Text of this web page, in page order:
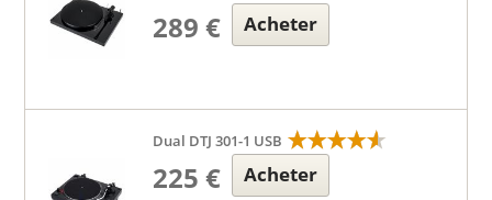
289 € Acheter
Dual DTJ 301-1 USB
225 € Acheter